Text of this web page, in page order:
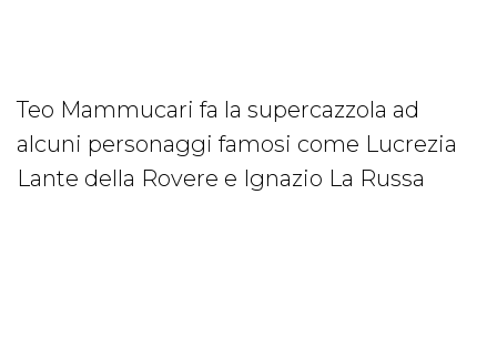
Teo Mammucari fa la supercazzola ad
alcuni personaggi famosi come Lucrezia
Lante della Rovere e Ignazio La Russa